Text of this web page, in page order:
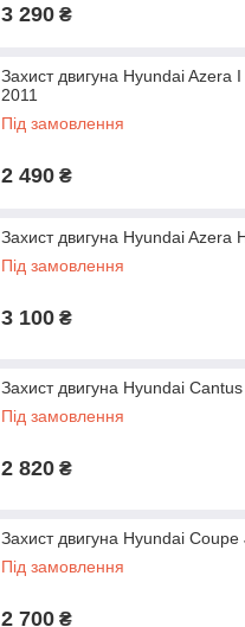
3 290 ₴
Захист двигуна Hyundai Azera
2011
Під замовлення
2 490 ₴
Захист двигуна Hyundai Azera
Під замовлення
3 100 ₴
Захист двигуна Hyundai
Під замовлення
2 820 ₴
Захист двигуна Hyundai
Під замовлення
2 700 ₴